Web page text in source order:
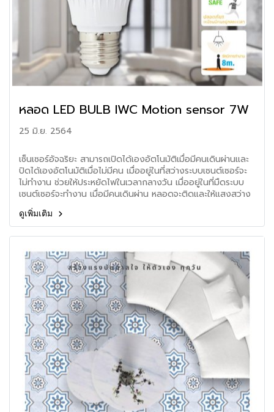
หลอด LED BULB IWC Motion sensor 7W
25 มิ.ย. 2564
เซ็นเซอร์อัจฉริยะ สามารถเปิดได้เองอัตโนมัติเมื่อมีคนเดินผ่านและ
ปิดได้เองอัตโนมัติเมื่อไม่มีคน เมื่ออยู่ในที่สว่างระบบเซนต์เซอร์จะ
ไม่ทำงาน ช่วยให้ประหยัดไฟในเวลากลางวัน เมื่ออยู่ในที่มืดระบบ
เซนต์เซอร์จะทำงาน เมื่อมีคนเดินผ่าน หลอดจะติดและให้แสงสว่าง
ได้โดยอัตโนมัติ
ดูเพิ่มเติม